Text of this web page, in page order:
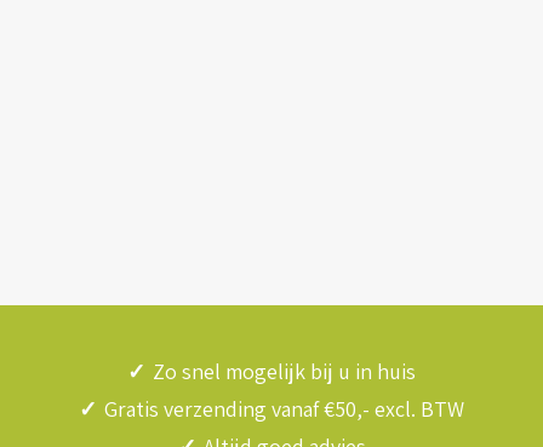
✓ Zo snel mogelijk bij u in huis
✓ Gratis verzending vanaf €50,- excl. BTW